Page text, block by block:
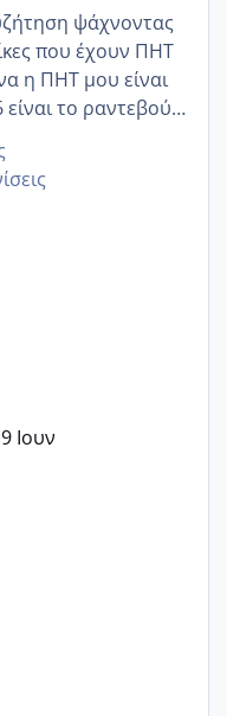
ψάχνοντας
που έχουν ΠΗΤ
η ΠΗΤ μου είναι
είναι το ραντεβού
Έχω αρκετό
φαίνεται να
9 Ιουν